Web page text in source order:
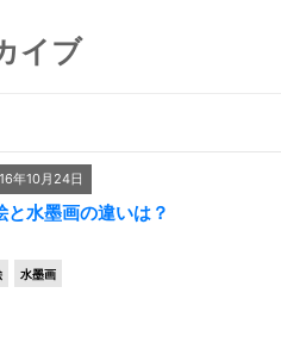
イブ
年10月24日
と水墨画の違いは？
水墨画